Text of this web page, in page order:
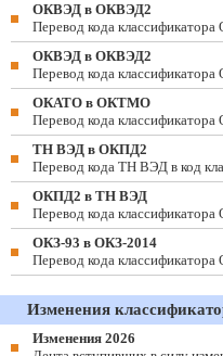
ОКВЭД в ОКВЭД2
Перевод кода
ОКВЭД в ОКВЭД2
Перевод кода
ОКАТО в ОКТМО
Перевод кода
ТН ВЭД в ОКПД2
Перевод кода ТН ВЭД в код
ОКПД2 в ТН ВЭД
Перевод кода
ОКЗ-93 в ОКЗ-2014
Перевод кода
Изменения
Изменения 2026